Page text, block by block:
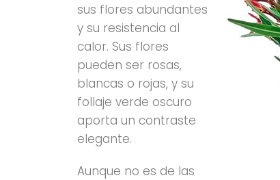
sus flores abundantes
y su resistencia al
calor. Sus flores
pueden ser rosas,
blancas o rojas, y su
follaje verde oscuro
aporta un contraste
elegante.
Aunque no es de las